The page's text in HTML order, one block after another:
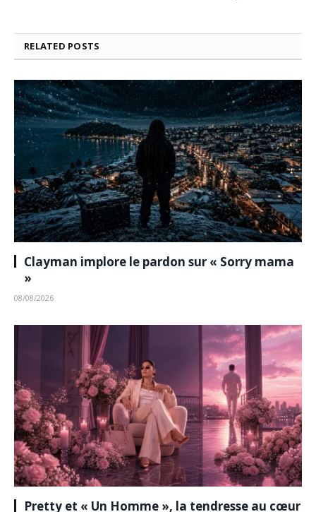
RELATED POSTS
Clayman implore le pardon sur « Sorry mama
»
08/08/2026
Pretty et « Un Homme », la tendresse au cœur